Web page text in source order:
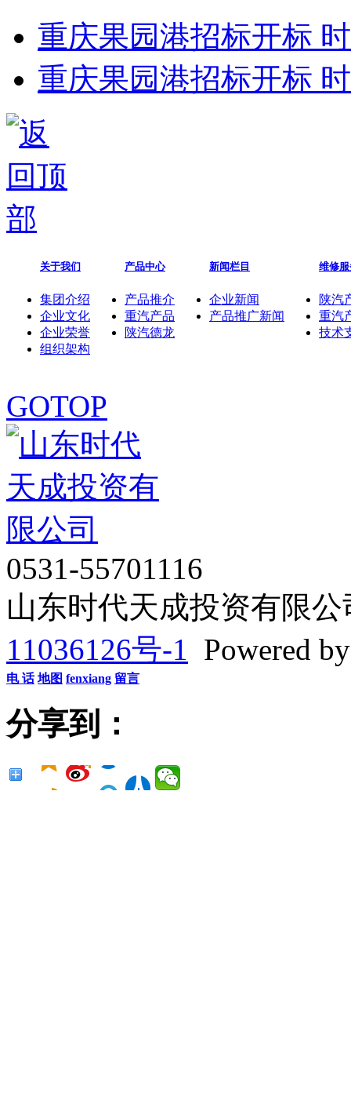
重庆果园港招标开标
重庆果园港招标开标
关于我们
集团介绍
企业文化
企业荣誉
组织架构
产品中心
产品推介
重汽产品
陕汽德龙
新闻栏目
企业新闻
产品推广新闻
维修
陕汽
重汽
技术
GOTOP
0531-55701116
山东时代天成投资有限
11036126号-1 Powered
电 话 地图 fenxiang 留言
分享到：